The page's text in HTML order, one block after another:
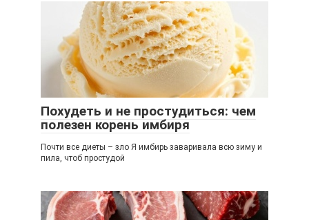
Похудеть и не простудиться: чем
полезен корень имбиря
Почти все диеты – зло ​Я имбирь заваривала всю зиму и
пила, чтоб простудой